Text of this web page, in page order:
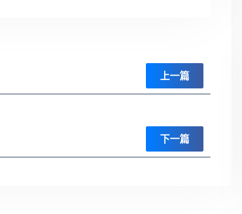
上一篇
下一篇